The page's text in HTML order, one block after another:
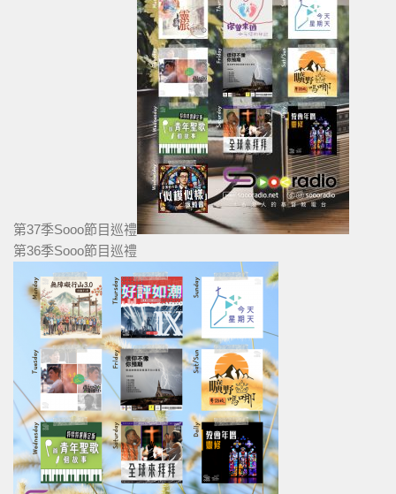
第37季Sooo節目巡禮
第36季Sooo節目巡禮